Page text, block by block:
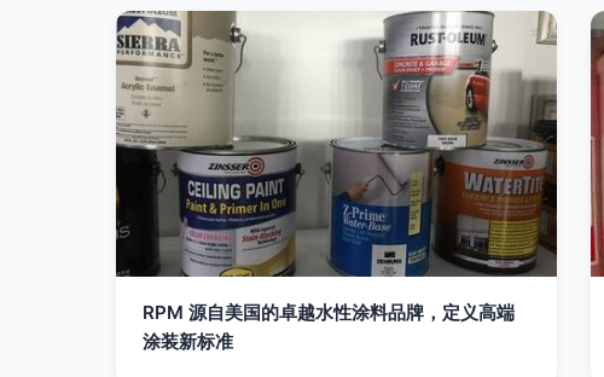
RPM 源自美国的卓越水性涂料品牌，定义高端
涂装新标准